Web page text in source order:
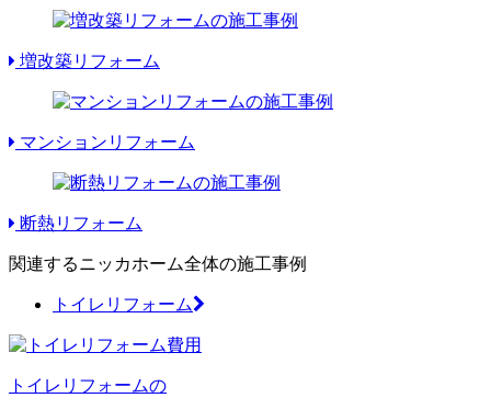
増改築リフォーム
マンションリフォーム
断熱リフォーム
関連するニッカホーム全体の施工事例
トイレリフォーム
トイレリフォームの